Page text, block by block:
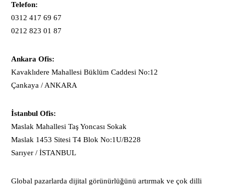
Telefon:
0312 417 69 67
0212 823 01 87
Ankara Ofis:
Kavaklıdere Mahallesi Büklüm Caddesi No:12
Çankaya / ANKARA
İstanbul Ofis:
Maslak Mahallesi Taş Yoncası Sokak
Maslak 1453 Sitesi T4 Blok No:1U/B228
Sarıyer / İSTANBUL
Global pazarlarda dijital görünürlüğünü artırmak ve çok dilli